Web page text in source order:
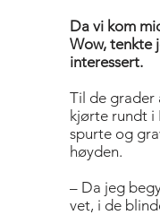
Da vi kom
Wow, tenkte
interessert.
Til de grader
kjørte rundt i
spurte og
høyden.
– Da jeg
vet, i de